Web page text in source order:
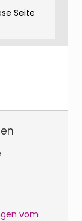
Seite
vom